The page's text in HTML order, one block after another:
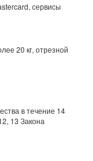
сервисы
20 кг, отрезной
в течение 14
13 Закона